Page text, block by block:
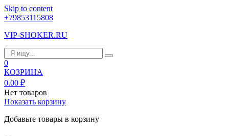
Skip to content
+79853115808
VIP-SHOKER.RU
0
КОЗРИНА
0.00 ₽
Нет товаров
Показать корзину
Добавьте товары в корзину